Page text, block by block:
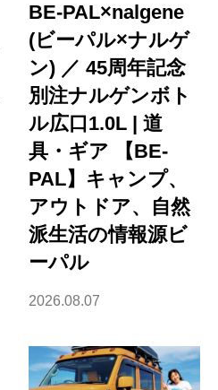
BE-PAL×nalgene
(ビーパル×ナルゲ
ン) ／ 45周年記念
別注ナルゲンボト
ル広口1.0L | 道
具・ギア 【BE-
PAL】キャンプ、
アウトドア、自然
派生活の情報源ビ
ーパル
2026.08.07